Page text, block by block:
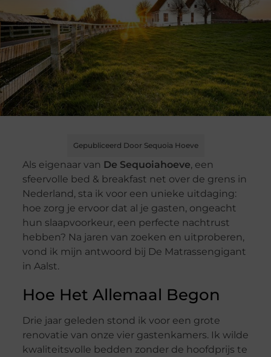
Gepubliceerd Door Sequoia Hoeve
Als eigenaar van De Sequoiahoeve, een
sfeervolle bed & breakfast net over de grens in
Nederland, sta ik voor een unieke uitdaging:
hoe zorg je ervoor dat al je gasten, ongeacht
hun slaapvoorkeur, een perfecte nachtrust
hebben? Na jaren van zoeken en uitproberen,
vond ik mijn antwoord bij De Matrassengigant
in Aalst.
Hoe Het Allemaal Begon
Drie jaar geleden stond ik voor een grote
renovatie van onze vier gastenkamers. Ik wilde
kwaliteitsvolle bedden zonder de hoofdprijs te